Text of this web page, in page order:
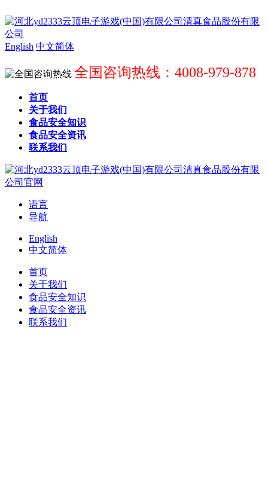
English 中文简体
全国咨询热线：4008-979-878
首页
关于我们
食品安全知识
食品安全资讯
联系我们
语言
导航
English
中文简体
首页
关于我们
食品安全知识
食品安全资讯
联系我们